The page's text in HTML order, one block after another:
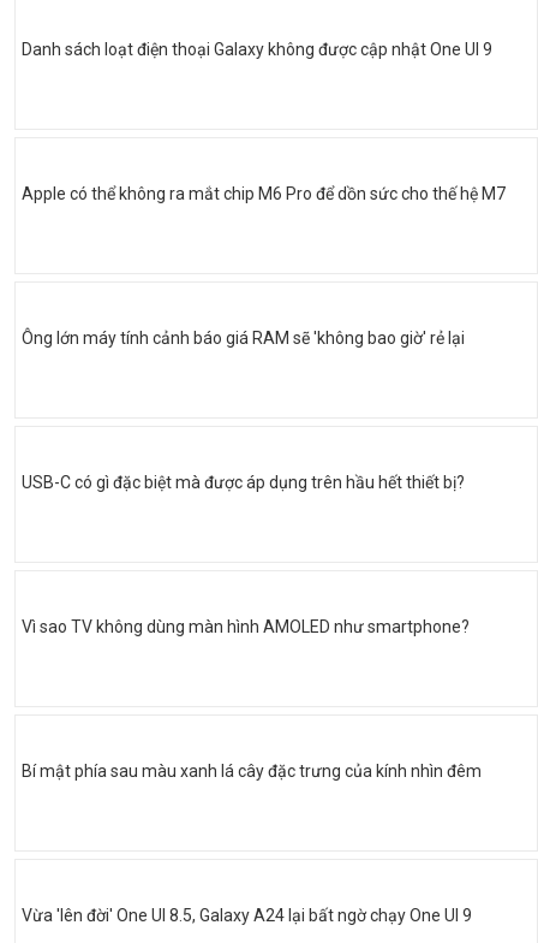
Danh sách loạt điện thoại Galaxy không được cập nhật One UI 9
Apple có thể không ra mắt chip M6 Pro để dồn sức cho thế hệ M7
Ông lớn máy tính cảnh báo giá RAM sẽ 'không bao giờ' rẻ lại
USB-C có gì đặc biệt mà được áp dụng trên hầu hết thiết bị?
Vì sao TV không dùng màn hình AMOLED như smartphone?
Bí mật phía sau màu xanh lá cây đặc trưng của kính nhìn đêm
Vừa 'lên đời' One UI 8.5, Galaxy A24 lại bất ngờ chạy One UI 9